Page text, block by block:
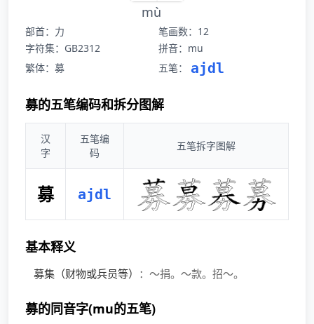
mù
部首：力
笔画数：12
字符集：GB2312
拼音：mu
繁体：募
五笔： ajdl
募的五笔编码和拆分图解
汉
字
五笔编
码
五笔拆字图解
募 ajdl
基本释义
募集（财物或兵员等） ：～捐。～款。招～。
募的同音字(mu的五笔)